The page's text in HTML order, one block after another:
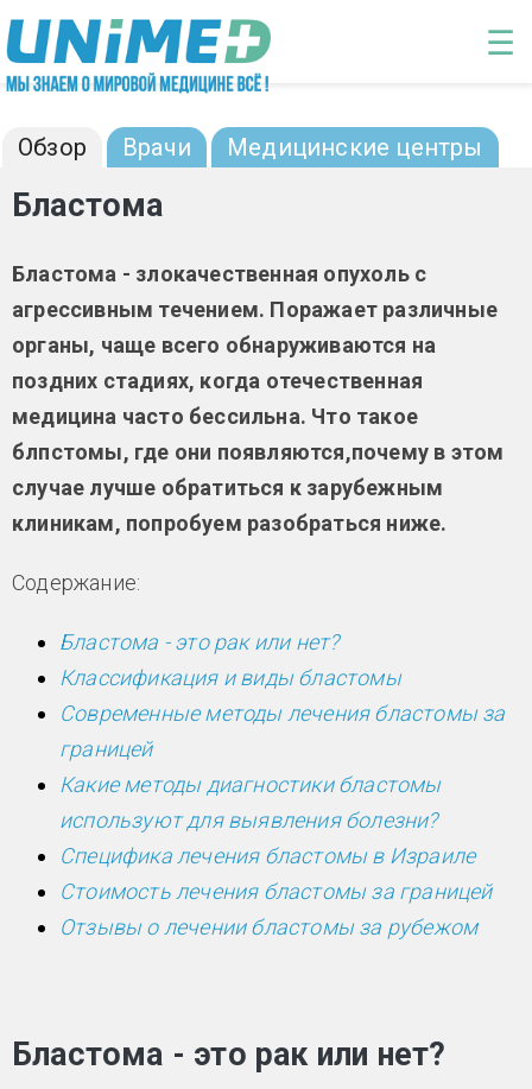
Перейти к основному содержанию
☰
Бластома: диагностика и лечение
Обзор Врачи Медицинские центры
Бластома
Бластома - злокачественная опухоль с
агрессивным течением. Поражает различные
органы, чаще всего обнаруживаются на
поздних стадиях, когда отечественная
медицина часто бессильна. Что такое
блпстомы, где они появляются,почему в этом
случае лучше обратиться к зарубежным
клиникам, попробуем разобраться ниже.
Содержание:
Бластома - это рак или нет?
Классификация и виды бластомы
Современные методы лечения бластомы за
границей
Какие методы диагностики бластомы
используют для выявления болезни?
Специфика лечения бластомы в Израиле
Стоимость лечения бластомы за границей
Отзывы о лечении бластомы за рубежом
Бластома - это рак или нет?